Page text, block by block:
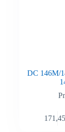
DC 146M/
171,45